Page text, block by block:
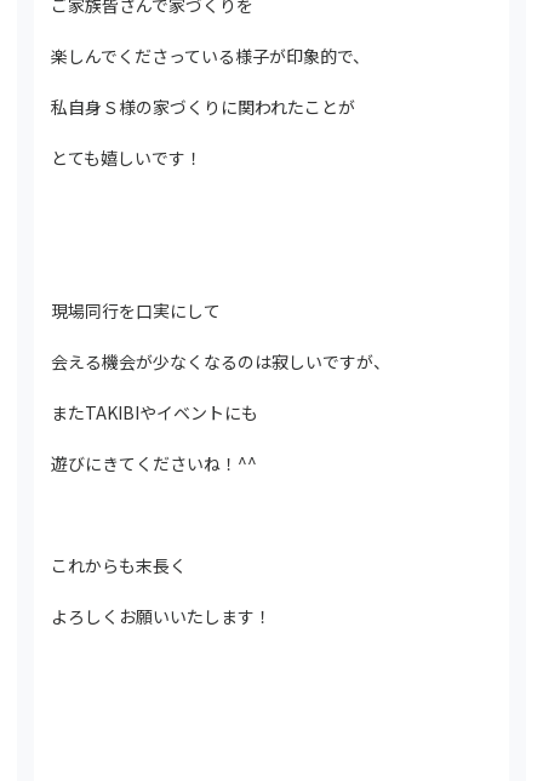
ご家族皆さんで家づくりを
楽しんでくださっている様子が印象的で、
私自身Ｓ様の家づくりに関われたことが
とても嬉しいです！
現場同行を口実にして
会える機会が少なくなるのは寂しいですが、
またTAKIBIやイベントにも
遊びにきてくださいね！^^
これからも末長く
よろしくお願いいたします！